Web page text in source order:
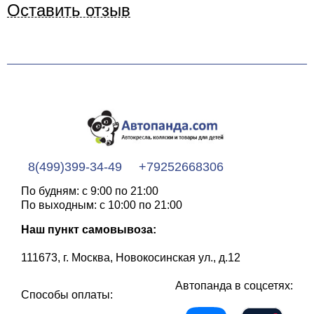
Оставить отзыв
8(499)399-34-49 +79252668306
По будням: с 9:00 по 21:00
По выходным: с 10:00 по 21:00
Наш пункт самовывоза:
111673, г. Москва, Новокосинская ул., д.12
Способы оплаты:
Автопанда в соцсетях: